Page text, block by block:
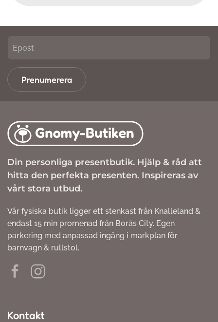
Prenumerera
Din personliga presentbutik. Hjälp & råd att
hitta den perfekta presenten. Inspireras av
vårt stora utbud.
Vår fysiska butik ligger ett stenkast från Knalleland &
endast 15 min promenad från Borås City. Egen
parkering med anpassad ingång i markplan för
barnvagn & rullstol.
Kontakt